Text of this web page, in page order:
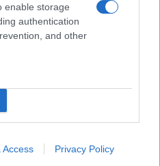
enable storage
authentication
and other
Access Privacy Policy
πολεμώντας τους
προσγείωσης/
του Σίδνεϊ
στη Σαουδική Αραβία;